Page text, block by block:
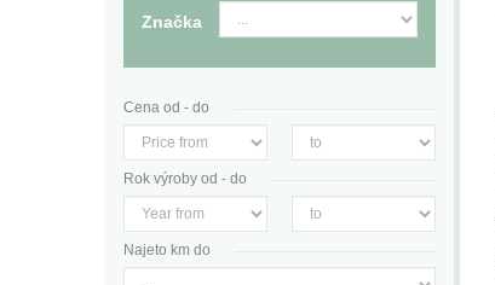
Značka
Cena od - do
Rok výroby od - do
Najeto km do